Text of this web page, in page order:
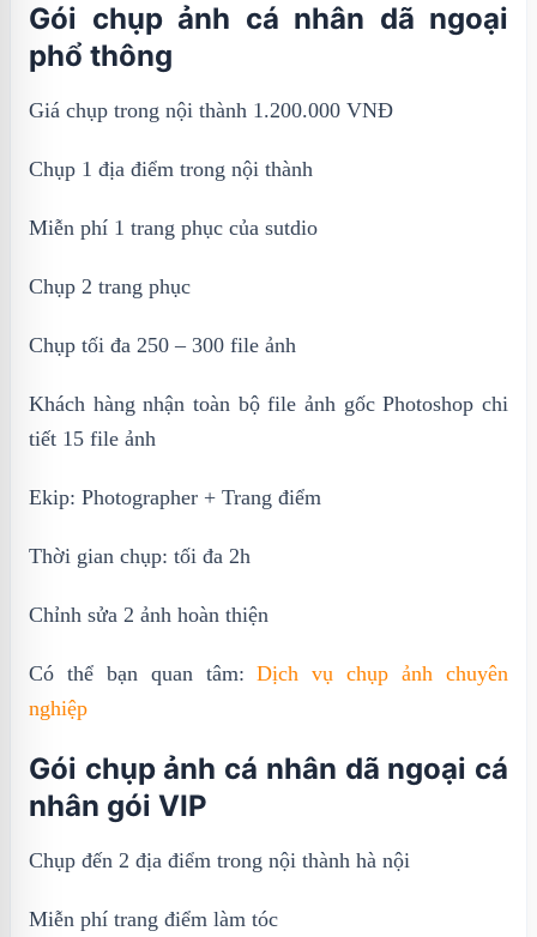
Gói chụp ảnh cá nhân dã ngoại
phổ thông
Giá chụp trong nội thành 1.200.000 VNĐ
Chụp 1 địa điểm trong nội thành
Miễn phí 1 trang phục của sutdio
Chụp 2 trang phục
Chụp tối đa 250 – 300 file ảnh
Khách hàng nhận toàn bộ file ảnh gốc Photoshop chi
tiết 15 file ảnh
Ekip: Photographer + Trang điểm
Thời gian chụp: tối đa 2h
Chỉnh sửa 2 ảnh hoàn thiện
Có thể bạn quan tâm:Dịch vụ chụp ảnh chuyên
nghiệp
Gói chụp ảnh cá nhân dã ngoại cá
nhân gói VIP
Chụp đến 2 địa điểm trong nội thành hà nội
Miễn phí trang điểm làm tóc